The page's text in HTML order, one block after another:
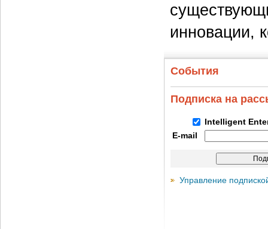
инновации,
События
Подписка на
Intelligent
E-mail
Управление